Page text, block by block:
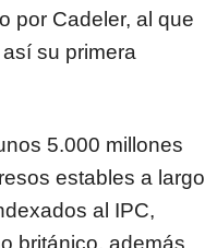
por Cadeler, al que
su primera
5.000 millones
estables a largo
al IPC,
británico, además